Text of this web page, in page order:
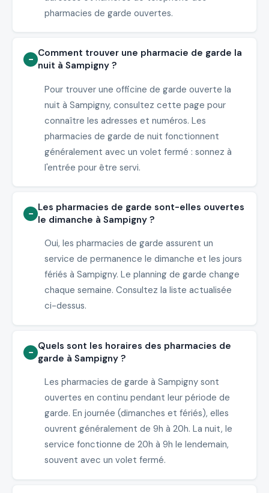
pharmacies de garde ouvertes.
Comment trouver une pharmacie de garde la
nuit à Sampigny ?
Pour trouver une officine de garde ouverte la
nuit à Sampigny, consultez cette page pour
connaître les adresses et numéros. Les
pharmacies de garde de nuit fonctionnent
généralement avec un volet fermé : sonnez à
l'entrée pour être servi.
Les pharmacies de garde sont-elles ouvertes
le dimanche à Sampigny ?
Oui, les pharmacies de garde assurent un
service de permanence le dimanche et les jours
fériés à Sampigny. Le planning de garde change
chaque semaine. Consultez la liste actualisée
ci-dessus.
Quels sont les horaires des pharmacies de
garde à Sampigny ?
Les pharmacies de garde à Sampigny sont
ouvertes en continu pendant leur période de
garde. En journée (dimanches et fériés), elles
ouvrent généralement de 9h à 20h. La nuit, le
service fonctionne de 20h à 9h le lendemain,
souvent avec un volet fermé.